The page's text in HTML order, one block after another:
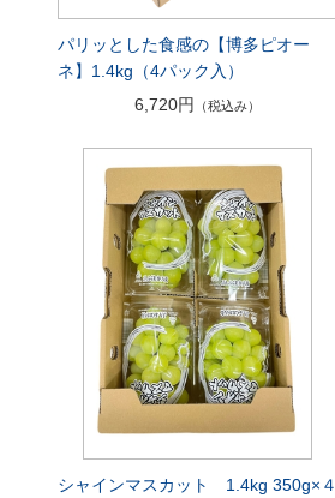
パリッとした食感の【博多ピオー
ネ】1.4kg（4パック入）
6,720円
（税込み）
シャインマスカット 1.4kg 350g×４